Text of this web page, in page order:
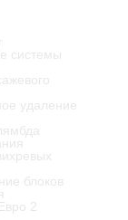
системы
удаление
блоков
2